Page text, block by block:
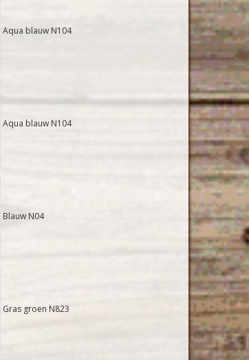
Aqua blauw N104
Aqua blauw N104
Blauw N04
Gras groen N823